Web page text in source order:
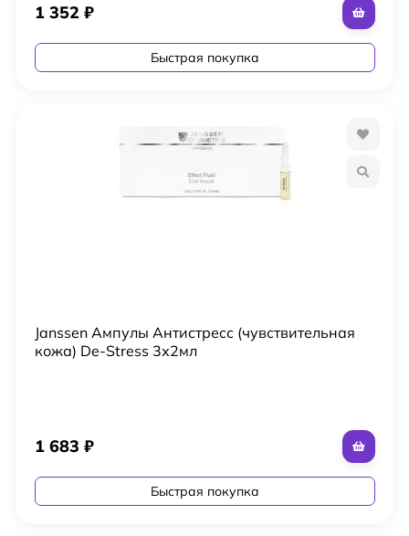
1 352 ₽
Быстрая покупка
Janssen Ампулы Антистресс (чувствительная
кожа) De-Stress 3х2мл
1 683 ₽
Быстрая покупка